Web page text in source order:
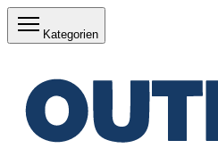
Kategorien